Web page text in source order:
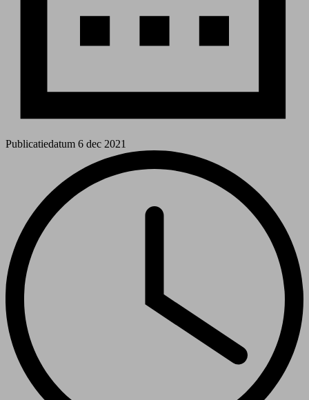
Publicatiedatum 6 dec 2021